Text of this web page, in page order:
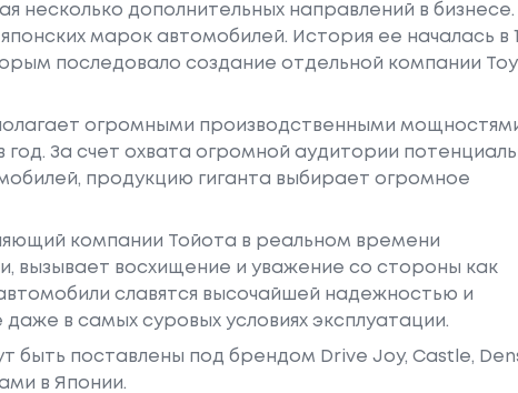
дополнительных направлений в бизнесе.
марок автомобилей. История ее началась в
последовало создание отдельной компании
огромными производственными
За счет охвата огромной аудитории
продукцию гиганта выбирает огромное
компании Тойота в реальном времени
вызывает восхищение и уважение со стороны как
славятся высочайшей надежностью и
в самых суровых условиях эксплуатации.
быть поставлены под брендом Drive Joy, Castle,
в Японии.